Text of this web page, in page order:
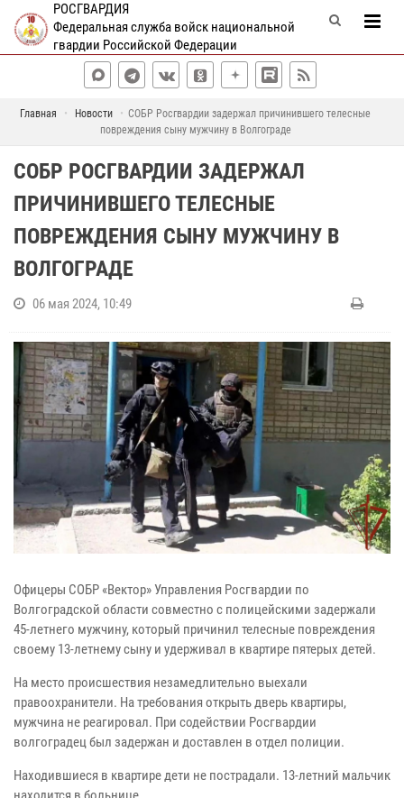
РОСГВАРДИЯ
Федеральная служба войск национальной
гвардии Российской Федерации
Главная Новости
СОБР Росгвардии задержал причинившего телесные
повреждения сыну мужчину в Волгограде
СОБР РОСГВАРДИИ ЗАДЕРЖАЛ
ПРИЧИНИВШЕГО ТЕЛЕСНЫЕ
ПОВРЕЖДЕНИЯ СЫНУ МУЖЧИНУ В
ВОЛГОГРАДЕ
06 мая 2024, 10:49
Офицеры СОБР «Вектор» Управления Росгвардии по
Волгоградской области совместно с полицейскими задержали
45-летнего мужчину, который причинил телесные повреждения
своему 13-летнему сыну и удерживал в квартире пятерых детей.
На место происшествия незамедлительно выехали
правоохранители. На требования открыть дверь квартиры,
мужчина не реагировал. При содействии Росгвардии
волгоградец был задержан и доставлен в отдел полиции.
Находившиеся в квартире дети не пострадали. 13-летний мальчик